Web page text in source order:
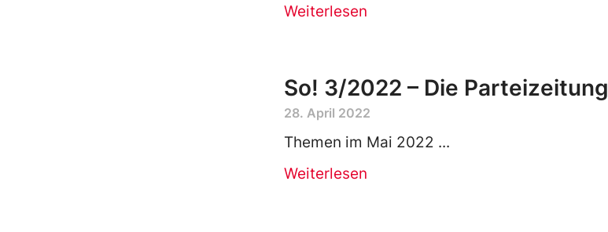
Weiterlesen
So! 3/2022 – Die Parteizeitung
28. April 2022
Themen im Mai 2022
Weiterlesen